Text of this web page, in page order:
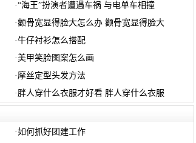
·“海王”扮演者遭遇车祸 与电单车相撞
·颧骨宽显得脸大怎么办 颧骨宽显得脸大
·牛仔衬衫怎么搭配
·美甲笑脸图案怎么画
· 摩丝定型头发方法
· 胖人穿什么衣服才好看 胖人穿什么衣服
·如何抓好团建工作